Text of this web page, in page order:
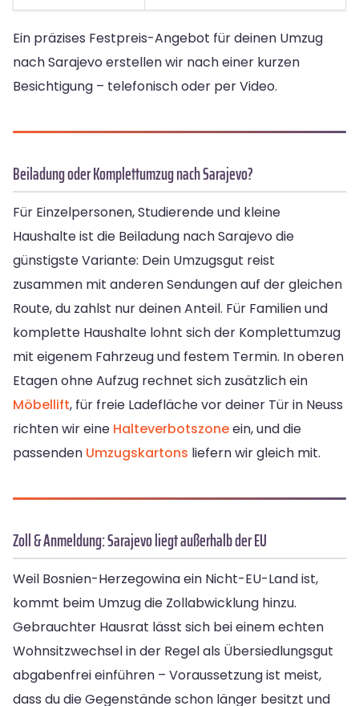
Ein präzises Festpreis-Angebot für deinen Umzug
nach Sarajevo erstellen wir nach einer kurzen
Besichtigung – telefonisch oder per Video.
Beiladung oder Komplettumzug nach Sarajevo?
Für Einzelpersonen, Studierende und kleine
Haushalte ist die Beiladung nach Sarajevo die
günstigste Variante: Dein Umzugsgut reist
zusammen mit anderen Sendungen auf der gleichen
Route, du zahlst nur deinen Anteil. Für Familien und
komplette Haushalte lohnt sich der Komplettumzug
mit eigenem Fahrzeug und festem Termin. In oberen
Etagen ohne Aufzug rechnet sich zusätzlich ein
Möbellift, für freie Ladefläche vor deiner Tür in Neuss
richten wir eine Halteverbotszoneein, und die
passenden Umzugskartons liefern wir gleich mit.
Zoll & Anmeldung: Sarajevo liegt außerhalb der EU
Weil Bosnien-Herzegowina ein Nicht-EU-Land ist,
kommt beim Umzug die Zollabwicklung hinzu.
Gebrauchter Hausrat lässt sich bei einem echten
Wohnsitzwechsel in der Regel als Übersiedlungsgut
abgabenfrei einführen – Voraussetzung ist meist,
dass du die Gegenstände schon länger besitzt und